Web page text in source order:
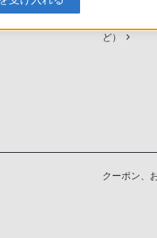
（長期保証
ど）
クーポン、